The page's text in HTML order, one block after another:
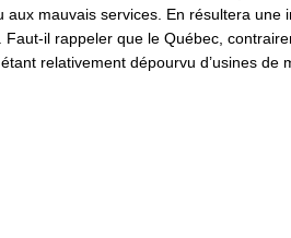
mauvais services. En résultera une
il rappeler que le Québec,
relativement dépourvu d’usines de